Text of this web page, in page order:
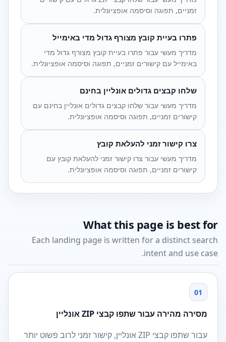
זמניים, תפוגה וסיסמה אופציונלית.
פתרו בעיית קובץ מצורף גדול מדי באימייל
מדריך מעשי עבור פתרו בעיית קובץ מצורף גדול מדי
באימייל עם קישורים זמניים, תפוגה וסיסמה אופציונלית.
שלחו קבצים גדולים אונליין בחינם
מדריך מעשי עבור שלחו קבצים גדולים אונליין בחינם עם
קישורים זמניים, תפוגה וסיסמה אופציונלית.
צרו קישור זמני להעלאת קובץ
מדריך מעשי עבור צרו קישור זמני להעלאת קובץ עם
קישורים זמניים, תפוגה וסיסמה אופציונלית.
What this page is best for
Each landing page is written for a distinct search
intent and use case.
01
מסירה מהירה עבור שתפו קבצי ZIP אונליין
עבור שתפו קבצי ZIP אונליין, קישור זמני לרוב פשוט יותר